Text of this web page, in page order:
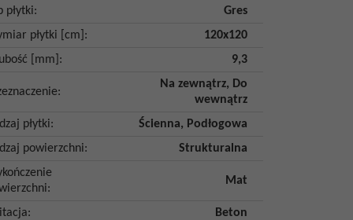
płytki:
Gres
płytki [cm] :
120x120
[mm] : 9,3
:
Na zewnątrz, Do
wewnątrz
płytki: Ścienna, Podłogowa
powierzchni:
Strukturalna
:
Mat
:
Beton